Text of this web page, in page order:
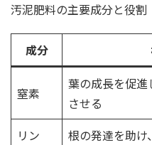
汚泥肥料の主要成分と役割
成分
窒素
葉の成長を促
させる
リン
根の発達を助け